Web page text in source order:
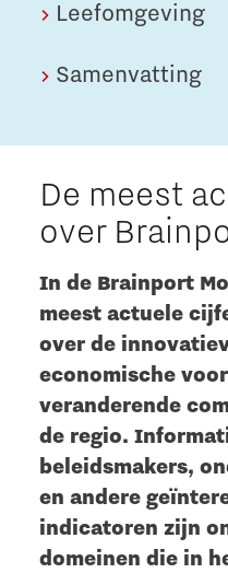
Leefomgeving
Samenvatting
De meest
over
In de Brainport
meest actuele
over de
economische
veranderende
de regio.
beleidsmakers,
en andere
indicatoren zijn
domeinen die in